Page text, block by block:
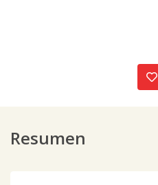
Resumen